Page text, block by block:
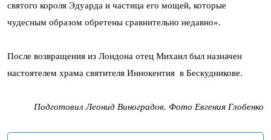
святого короля Эдуарда и частица его мощей, которые
чудесным образом обретены сравнительно недавно».
После возвращения из Лондона отец Михаил был назначен
настоятелем храма святителя Иннокентия в Бескудникове.
Подготовил Леонид Виноградов. Фото Евгения Глобенко